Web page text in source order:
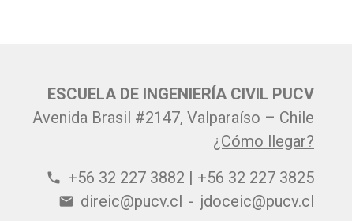
ESCUELA DE INGENIERÍA CIVIL PUCV
Avenida Brasil #2147, Valparaíso – Chile
¿Cómo llegar?
phone +56 32 227 3882 | +56 32 227 3825
email direic@pucv.cl - jdoceic@pucv.cl